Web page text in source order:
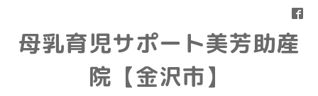
母乳育児サポート美芳助産
院【金沢市】